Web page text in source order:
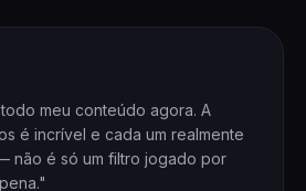
meu conteúdo agora. A
é incrível e cada um realmente
não é só um filtro jogado por